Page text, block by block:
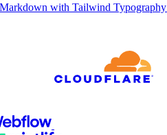
with Tailwind Typography